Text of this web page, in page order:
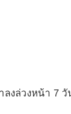
งล่วงหน้า 7